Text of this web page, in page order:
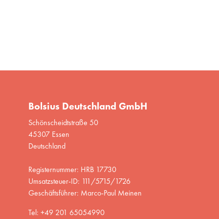
Bolsius Deutschland GmbH
Schönscheidtstraße 50
45307 Essen
Deutschland
Registernummer: HRB 17730
Umsatzsteuer-ID: 111/5715/1726
Geschäftsführer: Marco-Paul Meinen
Tel: +49 201 65054990